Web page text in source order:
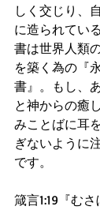
しく交じり、
に造られてい
書は世界人類
を築く為の『
書』。もし、
と神からの癒
みことばに耳
ぎないように
です。
箴言1:19『む